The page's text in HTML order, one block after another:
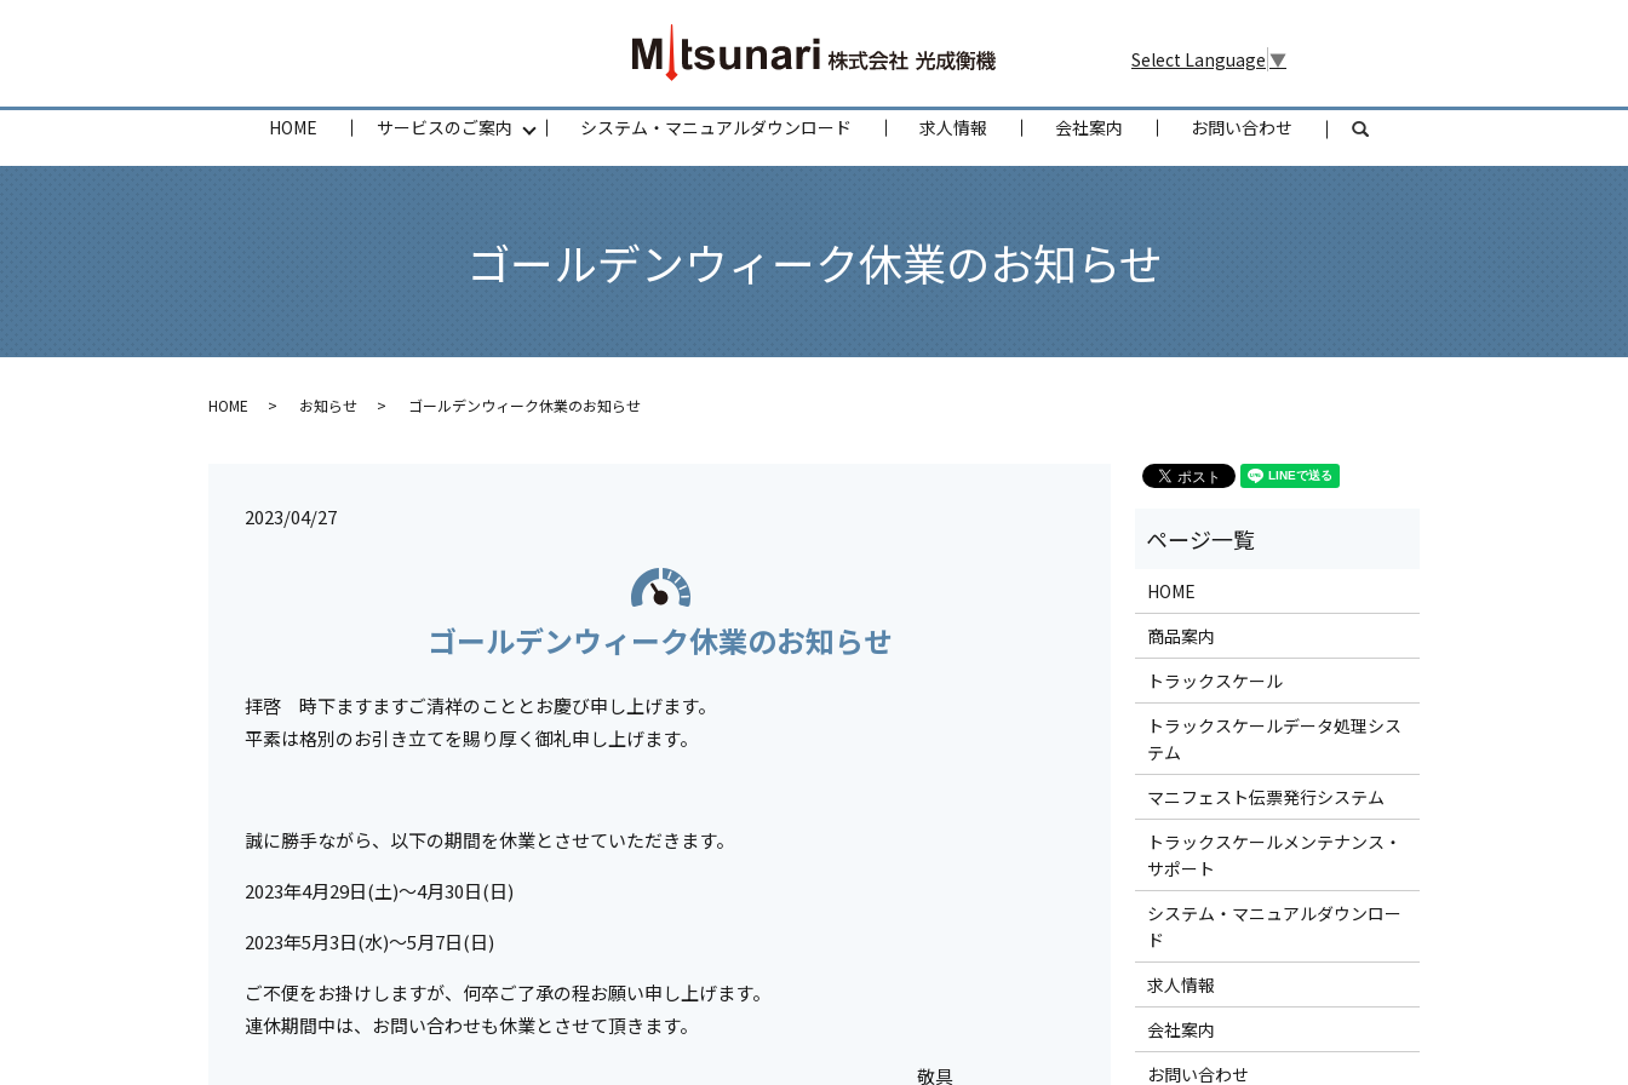
Select Language ▼
HOME サービスのご案内 システム・マニュアルダウンロード 求人情報 会社案内 お問い合わせ search
ゴールデンウィーク休業のお知らせ
HOME お知らせ ゴールデンウィーク休業のお知らせ
2023/04/27
ゴールデンウィーク休業のお知らせ
拝啓 時下ますますご清祥のこととお慶び申し上げます。
平素は格別のお引き立てを賜り厚く御礼申し上げます。
誠に勝手ながら、以下の期間を休業とさせていただきます。
2023年4月29日(土)～4月30日(日)
2023年5月3日(水)～5月7日(日)
ご不便をお掛けしますが、何卒ご了承の程お願い申し上げます。
連休期間中は、お問い合わせも休業とさせて頂きます。
敬具
HOME
商品案内
トラックスケール
トラックスケールデータ処理シス
テム
マニフェスト伝票発行システム
トラックスケールメンテナンス・
サポート
システム・マニュアルダウンロー
ド
求人情報
会社案内
お問い合わせ